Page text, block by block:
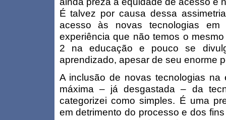
É talvez por causa dessa
acesso às novas tecnologias em
experiência que não temos o
2 na educação e pouco se
aprendizado, apesar de seu enorme
A inclusão de novas tecnologias
máxima – já desgastada – da
categorizei como simples. É uma
em detrimento do processo e dos